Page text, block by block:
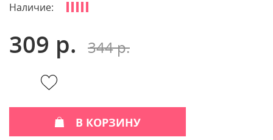
Наличие:
309 р. 344 р.
В КОРЗИНУ